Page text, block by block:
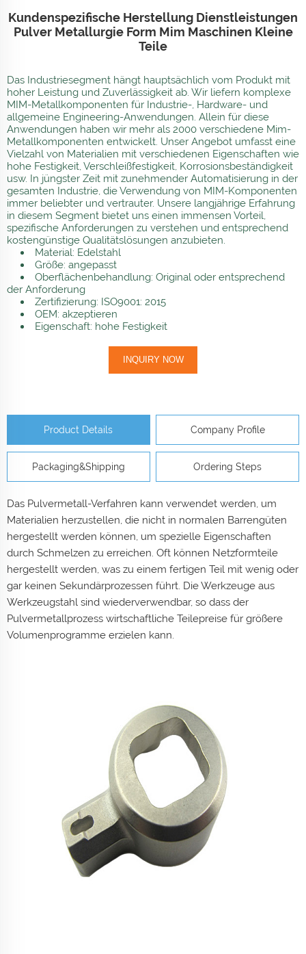
Kundenspezifische Herstellung Dienstleistungen
Pulver Metallurgie Form Mim Maschinen Kleine
Teile
Das Industriesegment hängt hauptsächlich vom Produkt mit
hoher Leistung und Zuverlässigkeit ab. Wir liefern komplexe
MIM-Metallkomponenten für Industrie-, Hardware- und
allgemeine Engineering-Anwendungen. Allein für diese
Anwendungen haben wir mehr als 2000 verschiedene Mim-
Metallkomponenten entwickelt. Unser Angebot umfasst eine
Vielzahl von Materialien mit verschiedenen Eigenschaften wie
hohe Festigkeit, Verschleißfestigkeit, Korrosionsbeständigkeit
usw. In jüngster Zeit mit zunehmender Automatisierung in der
gesamten Industrie, die Verwendung von MIM-Komponenten
immer beliebter und vertrauter. Unsere langjährige Erfahrung
in diesem Segment bietet uns einen immensen Vorteil,
spezifische Anforderungen zu verstehen und entsprechend
kostengünstige Qualitätslösungen anzubieten.
Material: Edelstahl
Größe: angepasst
Oberflächenbehandlung: Original oder entsprechend
der Anforderung
Zertifizierung: ISO9001: 2015
OEM: akzeptieren
Eigenschaft: hohe Festigkeit
INQUIRY NOW
Product Details Company Profile
Packaging&Shipping Ordering Steps
Das Pulvermetall-Verfahren kann verwendet werden, um
Materialien herzustellen, die nicht in normalen Barrengüten
hergestellt werden können, um spezielle Eigenschaften
durch Schmelzen zu erreichen. Oft können Netzformteile
hergestellt werden, was zu einem fertigen Teil mit wenig oder
gar keinen Sekundärprozessen führt. Die Werkzeuge aus
Werkzeugstahl sind wiederverwendbar, so dass der
Pulvermetallprozess wirtschaftliche Teilepreise für größere
Volumenprogramme erzielen kann.